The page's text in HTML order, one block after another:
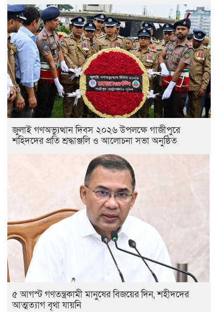
জুলাই গণঅভ্যুত্থান দিবস ২০২৬ উপলক্ষে গাজীপুরে
শহিদদের প্রতি শ্রদ্ধাঞ্জলি ও আলোচনা সভা অনুষ্ঠিত
৫ আগস্ট গণতন্ত্রকামী মানুষের বিজয়ের দিন, শহীদদের
আত্মত্যাগ বৃথা যায়নি